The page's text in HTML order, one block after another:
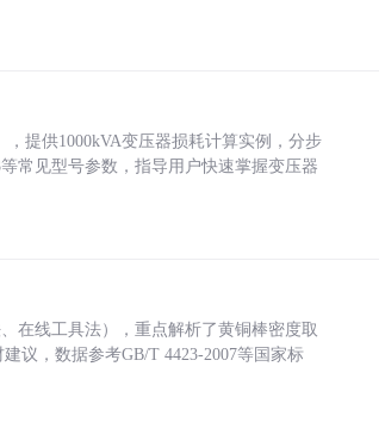
提供1000kVA变压器损耗计算实例，分步
常见型号参数，指导用户快速掌握变压器
在线工具法），重点解析了黄铜棒密度取
议，数据参考GB/T 4423-2007等国家标